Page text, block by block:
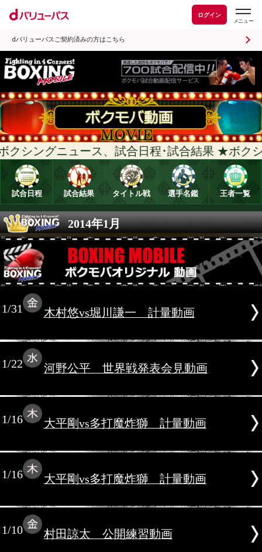
ログイン
dバリューパスご契約済みの方はこちら
シングニュース、試合日程･試合結果
試合日程 試合結果 タイトル戦 選手名鑑
2014年1月
1/31 木村悠vs堀川謙一 計量動画
1/16 大平剛vs多打魔炸獅 計量動画